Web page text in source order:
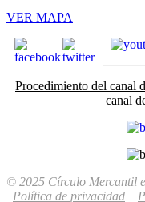
VER MAPA
Procedimiento del canal
canal
© 2025 Círculo Mercantil
Política de privacidad